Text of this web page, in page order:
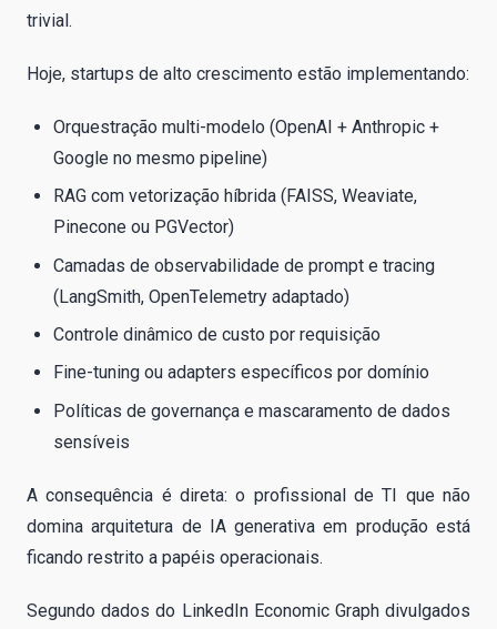
trivial.
Hoje, startups de alto crescimento estão implementando:
Orquestração multi-modelo (OpenAI + Anthropic +
Google no mesmo pipeline)
RAG com vetorização híbrida (FAISS, Weaviate,
Pinecone ou PGVector)
Camadas de observabilidade de prompt e tracing
(LangSmith, OpenTelemetry adaptado)
Controle dinâmico de custo por requisição
Fine-tuning ou adapters específicos por domínio
Políticas de governança e mascaramento de dados
sensíveis
A consequência é direta: o profissional de TI que não
domina arquitetura de IA generativa em produção está
ficando restrito a papéis operacionais.
Segundo dados do LinkedIn Economic Graph divulgados